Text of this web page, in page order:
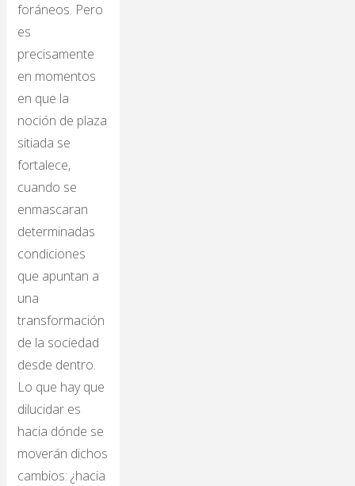
foráneos. Pero
es
precisamente
en momentos
en que la
noción de plaza
sitiada se
fortalece,
cuando se
enmascaran
determinadas
condiciones
que apuntan a
una
transformación
de la sociedad
desde dentro.
Lo que hay que
dilucidar es
hacia dónde se
moverán dichos
cambios: ¿hacia